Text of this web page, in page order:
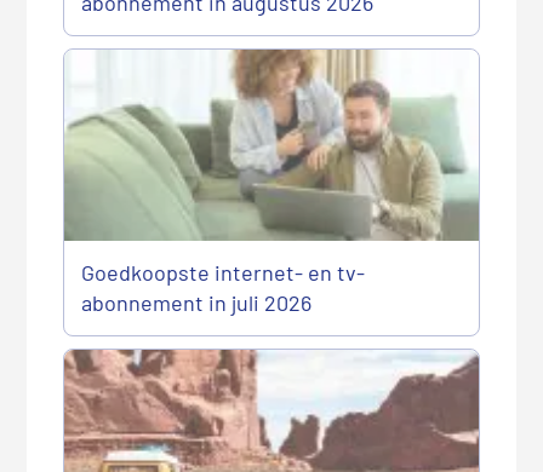
Goedkoopste internet- en tv-
abonnement in juli 2026